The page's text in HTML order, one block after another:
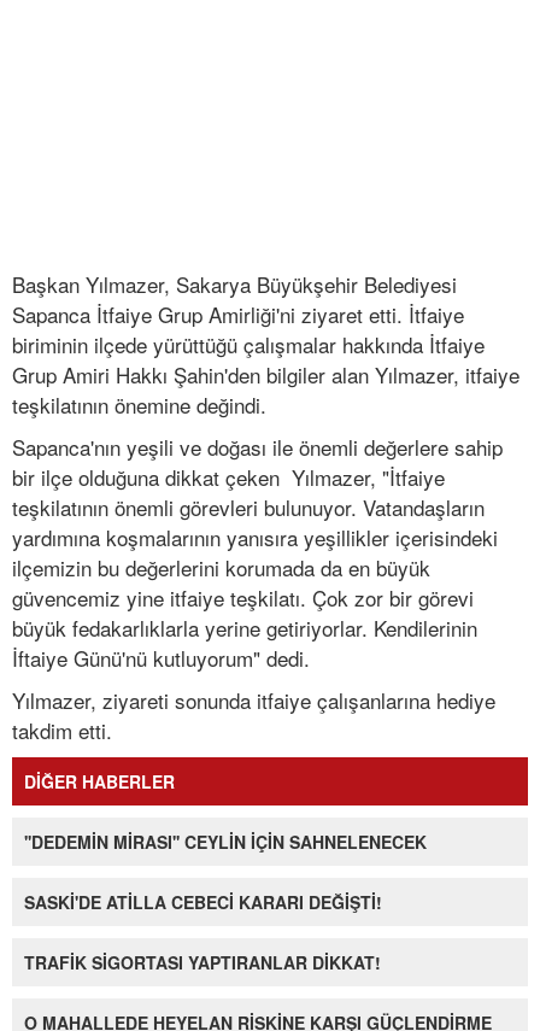
Başkan Yılmazer, Sakarya Büyükşehir Belediyesi
Sapanca İtfaiye Grup Amirliği'ni ziyaret etti. İtfaiye
biriminin ilçede yürüttüğü çalışmalar hakkında İtfaiye
Grup Amiri Hakkı Şahin'den bilgiler alan Yılmazer, itfaiye
teşkilatının önemine değindi.
Sapanca'nın yeşili ve doğası ile önemli değerlere sahip
bir ilçe olduğuna dikkat çeken Yılmazer, "İtfaiye
teşkilatının önemli görevleri bulunuyor. Vatandaşların
yardımına koşmalarının yanısıra yeşillikler içerisindeki
ilçemizin bu değerlerini korumada da en büyük
güvencemiz yine itfaiye teşkilatı. Çok zor bir görevi
büyük fedakarlıklarla yerine getiriyorlar. Kendilerinin
İftaiye Günü'nü kutluyorum" dedi.
Yılmazer, ziyareti sonunda itfaiye çalışanlarına hediye
takdim etti.
DİĞER HABERLER
''DEDEMİN MİRASI'' CEYLİN İÇİN SAHNELENECEK
SASKİ'DE ATİLLA CEBECİ KARARI DEĞİŞTİ!
TRAFİK SİGORTASI YAPTIRANLAR DİKKAT!
O MAHALLEDE HEYELAN RİSKİNE KARŞI GÜÇLENDİRME